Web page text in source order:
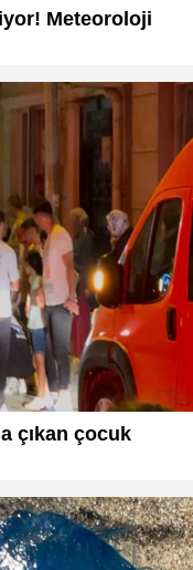
Meteoroloji
çıkan çocuk